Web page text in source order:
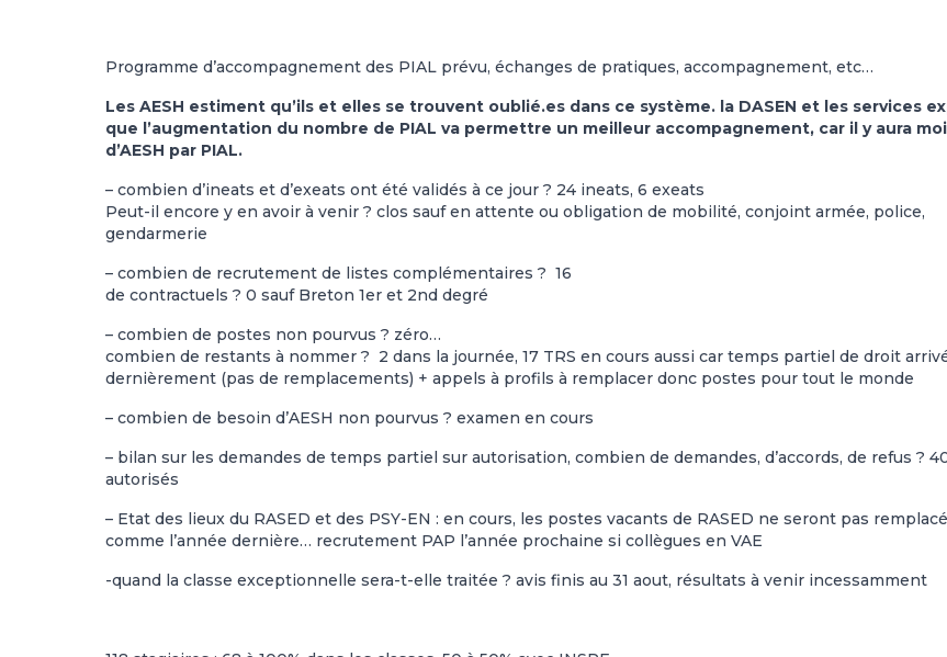
Programme d’accompagnement des PIAL prévu, échanges de pratiques, accompagnement, etc…
Les AESH estiment qu’ils et elles se trouvent oublié.es dans ce système. la DASEN et les services
que l’augmentation du nombre de PIAL va permettre un meilleur accompagnement, car il y aura
d’AESH par PIAL.
– combien d’ineats et d’exeats ont été validés à ce jour ? 24 ineats, 6 exeats
Peut-il encore y en avoir à venir ? clos sauf en attente ou obligation de mobilité, conjoint armée, police,
gendarmerie
– combien de recrutement de listes complémentaires ? 16
de contractuels ? 0 sauf Breton 1er et 2nd degré
– combien de postes non pourvus ? zéro…
combien de restants à nommer ? 2 dans la journée, 17 TRS en cours aussi car temps partiel de droit
dernièrement (pas de remplacements) + appels à profils à remplacer donc postes pour tout le monde
– combien de besoin d’AESH non pourvus ? examen en cours
– bilan sur les demandes de temps partiel sur autorisation, combien de demandes, d’accords, de refus ?
autorisés
– Etat des lieux du RASED et des PSY-EN : en cours, les postes vacants de RASED ne seront pas
comme l’année dernière… recrutement PAP l’année prochaine si collègues en VAE
-quand la classe exceptionnelle sera-t-elle traitée ? avis finis au 31 aout, résultats à venir incessamment